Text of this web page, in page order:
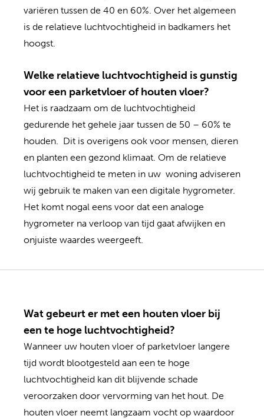
variëren tussen de 40 en 60%. Over het algemeen
is de relatieve luchtvochtigheid in badkamers het
hoogst.
Welke relatieve luchtvochtigheid is gunstig
voor een parketvloer of houten vloer?
Het is raadzaam om de luchtvochtigheid
gedurende het gehele jaar tussen de 50 – 60% te
houden. Dit is overigens ook voor mensen, dieren
en planten een gezond klimaat. Om de relatieve
luchtvochtigheid te meten in uw woning adviseren
wij gebruik te maken van een digitale hygrometer.
Het komt nogal eens voor dat een analoge
hygrometer na verloop van tijd gaat afwijken en
onjuiste waardes weergeeft.
Wat gebeurt er met een houten vloer bij
een te hoge luchtvochtigheid?
Wanneer uw houten vloer of parketvloer langere
tijd wordt blootgesteld aan een te hoge
luchtvochtigheid kan dit blijvende schade
veroorzaken door vervorming van het hout. De
houten vloer neemt langzaam vocht op waardoor